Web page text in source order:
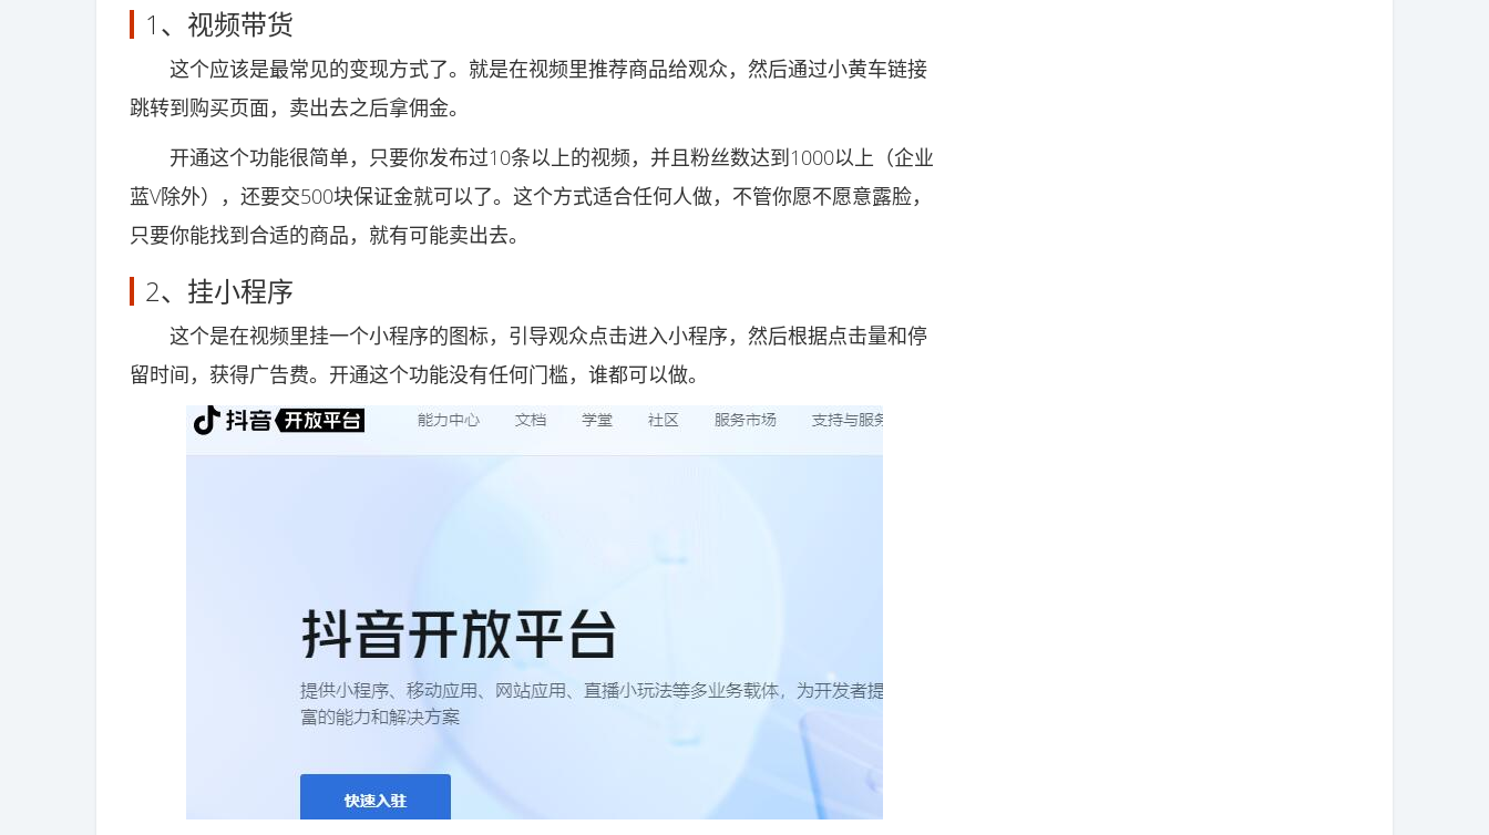
1、视频带货
这个应该是最常见的变现方式了。就是在视频里推荐商品给观众，然后通过小黄车链接
跳转到购买页面，卖出去之后拿佣金。
开通这个功能很简单，只要你发布过10条以上的视频，并且粉丝数达到1000以上（企业
蓝V除外），还要交500块保证金就可以了。这个方式适合任何人做，不管你愿不愿意露脸，
只要你能找到合适的商品，就有可能卖出去。
2、挂小程序
这个是在视频里挂一个小程序的图标，引导观众点击进入小程序，然后根据点击量和停
留时间，获得广告费。开通这个功能没有任何门槛，谁都可以做。